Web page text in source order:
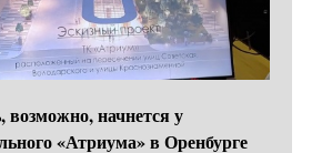
начнется у
«Атриума» в Оренбурге